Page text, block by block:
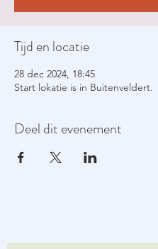
Tijd en locatie
28 dec 2024, 18:45
Start lokatie is in Buitenveldert.
Deel dit evenement